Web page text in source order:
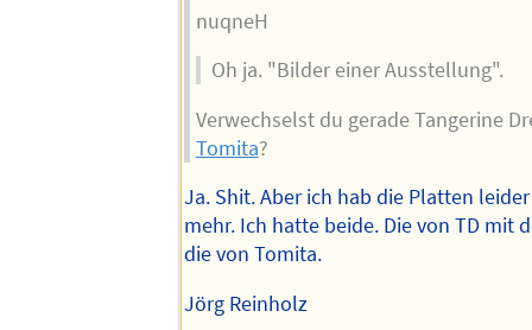
nuqneH
Oh ja. "Bilder einer Ausstellung".
Verwechselst du gerade Tangerine
Tomita?
Ja. Shit. Aber ich hab die Platten
mehr. Ich hatte beide. Die von TD mit
die von Tomita.
Jörg Reinholz